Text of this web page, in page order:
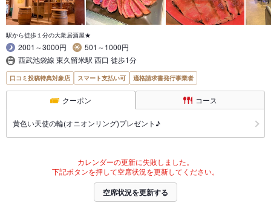
駅から徒歩１分の大衆居酒屋★
2001～3000円
501～1000円
西武池袋線 東久留米駅 西口 徒歩1分
口コミ投稿特典対象店 スマート支払い可 適格請求書発行事業者
クーポン コース
黄色い天使の輪(オニオンリング)プレゼント♪
カレンダーの更新に失敗しました。
下記ボタンを押して空席状況を更新してください。
空席状況を更新する